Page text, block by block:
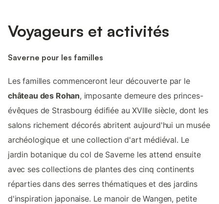
Voyageurs et activités
Saverne pour les familles
Les familles commenceront leur découverte par le
château des Rohan, imposante demeure des princes-
évêques de Strasbourg édifiée au XVIIIe siècle, dont les
salons richement décorés abritent aujourd'hui un musée
archéologique et une collection d'art médiéval. Le
jardin botanique du col de Saverne les attend ensuite
avec ses collections de plantes des cinq continents
réparties dans des serres thématiques et des jardins
d'inspiration japonaise. Le manoir de Wangen, petite